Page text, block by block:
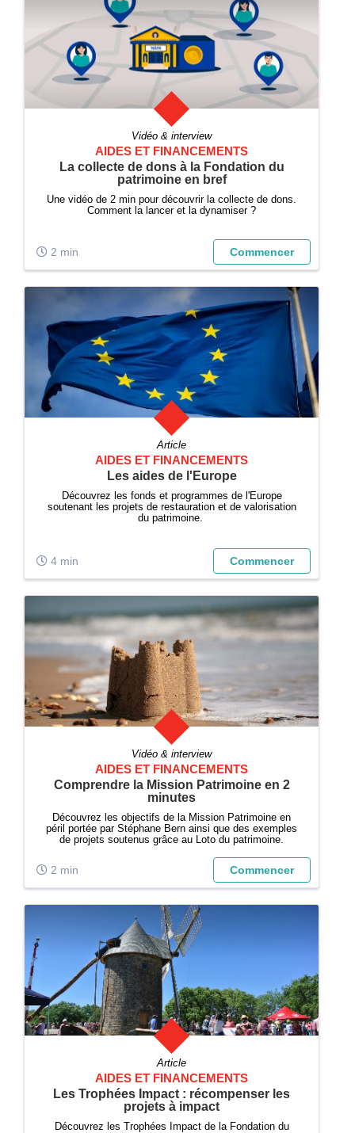
Vidéo & interview
AIDES ET FINANCEMENTS
La collecte de dons à la Fondation du
patrimoine en bref
Une vidéo de 2 min pour découvrir la collecte de dons.
Comment la lancer et la dynamiser ?
2 min Commencer
Article
AIDES ET FINANCEMENTS
Les aides de l'Europe
Découvrez les fonds et programmes de l'Europe
soutenant les projets de restauration et de valorisation
du patrimoine.
4 min Commencer
Vidéo & interview
AIDES ET FINANCEMENTS
Comprendre la Mission Patrimoine en 2
minutes
Découvrez les objectifs de la Mission Patrimoine en
péril portée par Stéphane Bern ainsi que des exemples
de projets soutenus grâce au Loto du patrimoine.
2 min Commencer
Article
AIDES ET FINANCEMENTS
Les Trophées Impact : récompenser les
projets à impact
Découvrez les Trophées Impact de la Fondation du